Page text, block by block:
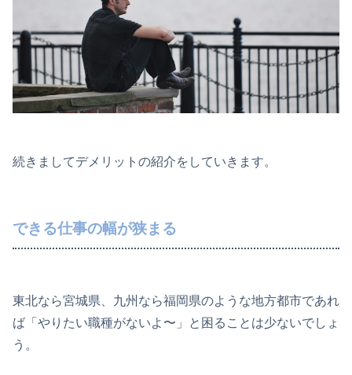
続きましてデメリットの紹介をしていきます。
できる仕事の幅が狭まる
東北なら宮城県、九州なら福岡県のような地方都市であれ
ば「やりたい職種がないよ〜」と困ることは少ないでしょ
う。